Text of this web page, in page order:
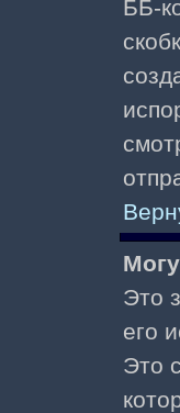
ББ-
Это
его
Это